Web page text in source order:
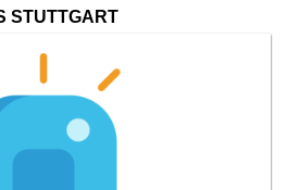
STUTTGART